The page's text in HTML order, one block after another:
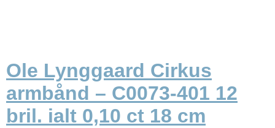
Ole Lynggaard Cirkus
armbånd – C0073-401 12
bril. ialt 0,10 ct 18 cm